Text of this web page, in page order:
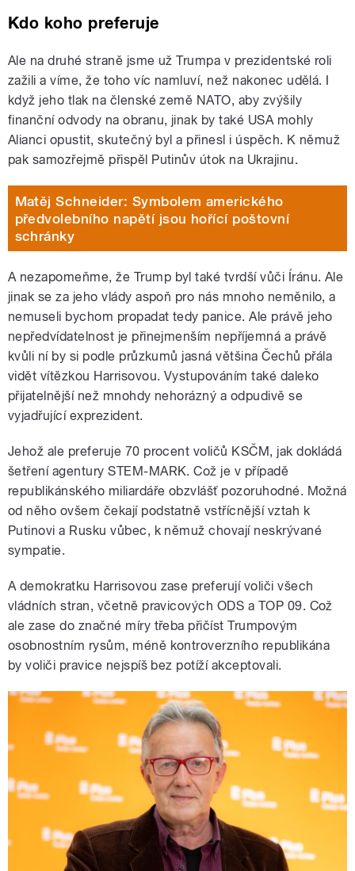
Kdo koho preferuje
Ale na druhé straně jsme už Trumpa v prezidentské roli
zažili a víme, že toho víc namluví, než nakonec udělá. I
když jeho tlak na členské země NATO, aby zvýšily
finanční odvody na obranu, jinak by také USA mohly
Alianci opustit, skutečný byl a přinesl i úspěch. K němuž
pak samozřejmě přispěl Putinův útok na Ukrajinu.
Matěj Schneider: Symbolem amerického
předvolebního napětí jsou hořící poštovní
schránky
A nezapomeňme, že Trump byl také tvrdší vůči Íránu. Ale
jinak se za jeho vlády aspoň pro nás mnoho neměnilo, a
nemuseli bychom propadat tedy panice. Ale právě jeho
nepředvídatelnost je přinejmenším nepříjemná a právě
kvůli ní by si podle průzkumů jasná většina Čechů přála
vidět vítězkou Harrisovou. Vystupováním také daleko
přijatelnější než mnohdy nehorázný a odpudivě se
vyjadřující exprezident.
Jehož ale preferuje 70 procent voličů KSČM, jak dokládá
šetření agentury STEM-MARK. Což je v případě
republikánského miliardáře obzvlášť pozoruhodné. Možná
od něho ovšem čekají podstatně vstřícnější vztah k
Putinovi a Rusku vůbec, k němuž chovají neskrývané
sympatie.
A demokratku Harrisovou zase preferují voliči všech
vládních stran, včetně pravicových ODS a TOP 09. Což
ale zase do značné míry třeba přičíst Trumpovým
osobnostním rysům, méně kontroverzního republikána
by voliči pravice nejspíš bez potíží akceptovali.